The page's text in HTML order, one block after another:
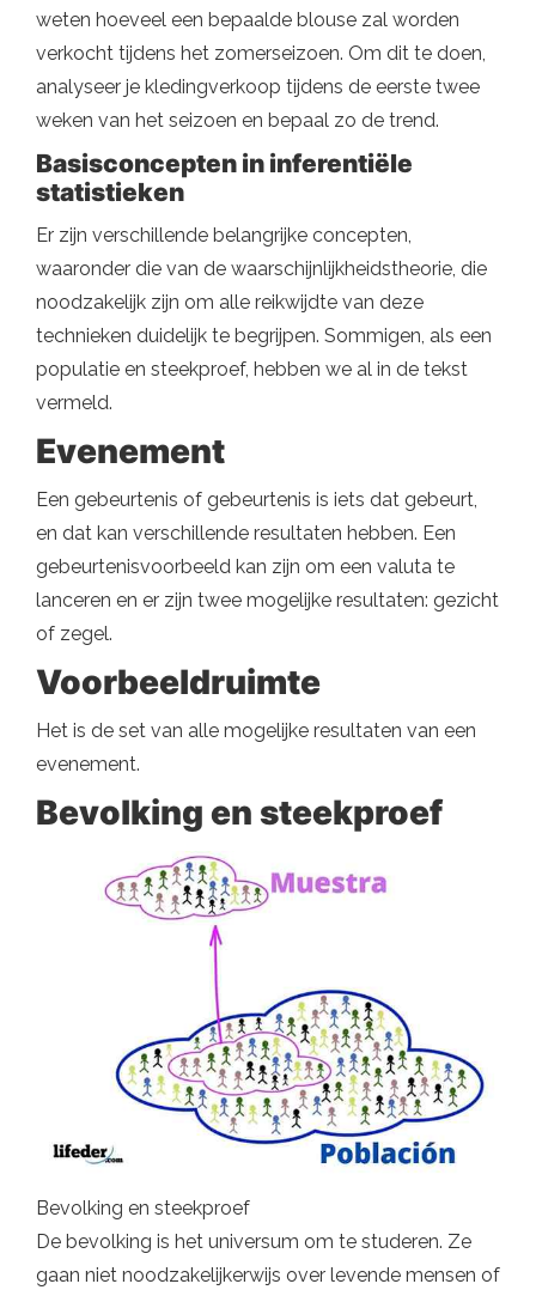
weten hoeveel een bepaalde blouse zal worden
verkocht tijdens het zomerseizoen. Om dit te doen,
analyseer je kledingverkoop tijdens de eerste twee
weken van het seizoen en bepaal zo de trend.
Basisconcepten in inferentiële
statistieken
Er zijn verschillende belangrijke concepten,
waaronder die van de waarschijnlijkheidstheorie, die
noodzakelijk zijn om alle reikwijdte van deze
technieken duidelijk te begrijpen. Sommigen, als een
populatie en steekproef, hebben we al in de tekst
vermeld.
Evenement
Een gebeurtenis of gebeurtenis is iets dat gebeurt,
en dat kan verschillende resultaten hebben. Een
gebeurtenisvoorbeeld kan zijn om een ​​valuta te
lanceren en er zijn twee mogelijke resultaten: gezicht
of zegel.
Voorbeeldruimte
Het is de set van alle mogelijke resultaten van een
evenement.
Bevolking en steekproef
Bevolking en steekproef
De bevolking is het universum om te studeren. Ze
gaan niet noodzakelijkerwijs over levende mensen of